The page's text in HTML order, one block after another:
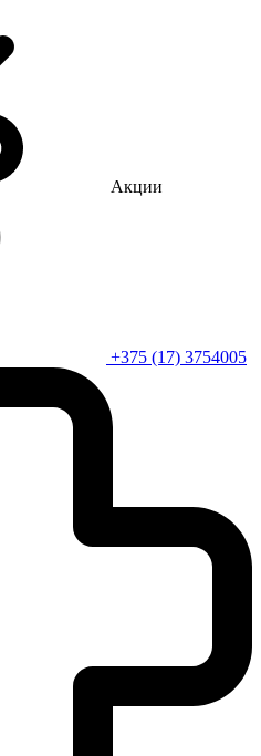
Акции
+375 (17) 3754005